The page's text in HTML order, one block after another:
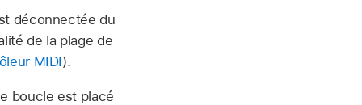
déconnectée du
de la plage de
MIDI).
boucle est placé